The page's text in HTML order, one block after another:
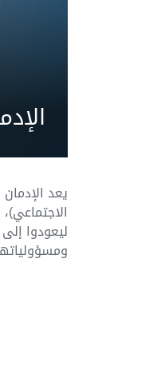
يعد
ليعودوا